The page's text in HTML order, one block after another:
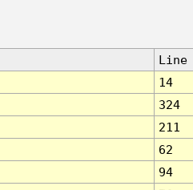
Line
14
324
211
62
94